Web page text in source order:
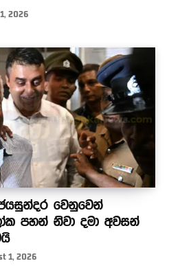
2026
වෙනුවෙන්
පහන් නිවා දමා අවසන්
1, 2026